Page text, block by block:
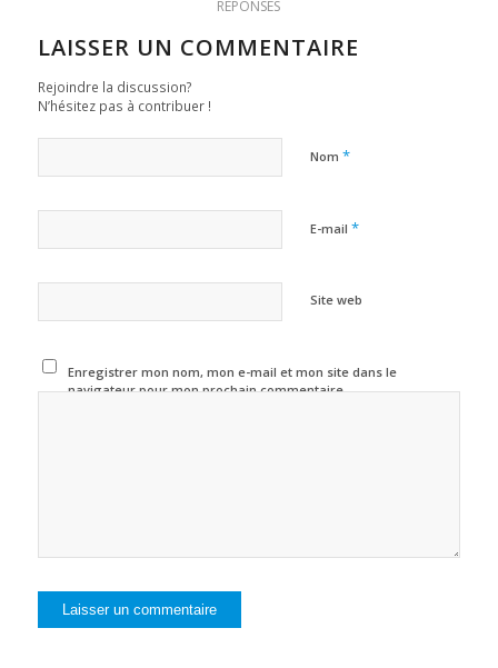
RÉPONSES
LAISSER UN COMMENTAIRE
Rejoindre la discussion?
N’hésitez pas à contribuer !
Nom *
E-mail *
Site web
Enregistrer mon nom, mon e-mail et mon site dans le
navigateur pour mon prochain commentaire.